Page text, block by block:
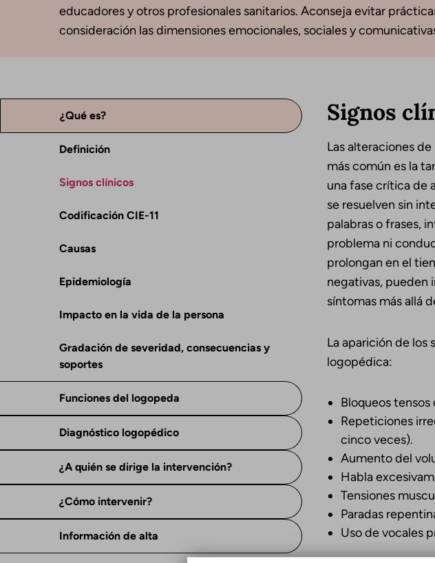
educadores y otros profesionales sanitarios. Aconseja evitar
consideración las dimensiones emocionales, sociales y
¿Qué es?
Definición
Signos clínicos
Codificación CIE-11
Causas
Epidemiología
Impacto en la vida de la persona
Gradación de severidad, consecuencias y
soportes
Funciones del logopeda
Diagnóstico logopédico
¿A quién se dirige la intervención?
¿Cómo intervenir?
Información de alta
Signos
Las alteraciones
más común es la
una fase crítica de
se resuelven sin
palabras o frases,
problema ni
prolongan en el
negativas, pueden
síntomas más allá
La aparición de
logopédica:
Bloqueos
Repeticiones
cinco veces).
Aumento del
Habla
Tensiones
Paradas
Uso de vocales